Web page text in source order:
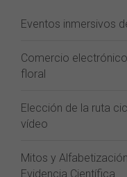
Eventos inmersivos
Comercio
floral
Elección de la ruta
vídeo
Mitos y
Evidencia Científica